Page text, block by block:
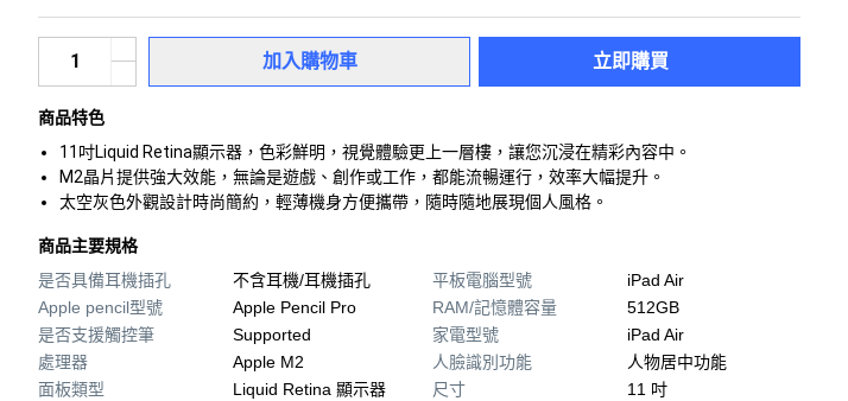
加入購物車 立即購買
商品特色
11吋Liquid Retina顯示器，色彩鮮明，視覺體驗更上一層樓，讓您沉浸在精彩內容中。
M2晶片提供強大效能，無論是遊戲、創作或工作，都能流暢運行，效率大幅提升。
太空灰色外觀設計時尚簡約，輕薄機身方便攜帶，隨時隨地展現個人風格。
商品主要規格
是否具備耳機插孔
不含耳機/耳機插孔
Apple pencil型號
Apple Pencil Pro
是否支援觸控筆
Supported
處理器
Apple M2
面板類型
Liquid Retina 顯示器
平板電腦型號
iPad Air
RAM/記憶體容量
512GB
家電型號
iPad Air
人臉識別功能
人物居中功能
尺寸
11 吋